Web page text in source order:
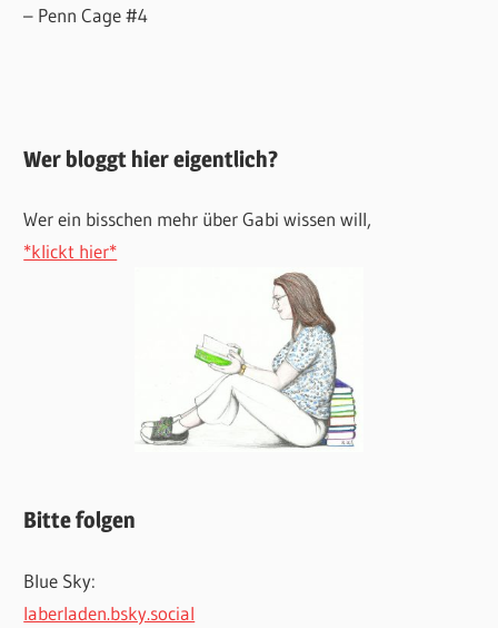
– Penn Cage #4
Wer bloggt hier eigentlich?
Wer ein bisschen mehr über Gabi wissen will,
*klickt hier*
Bitte folgen
Blue Sky:
laberladen.bsky.social